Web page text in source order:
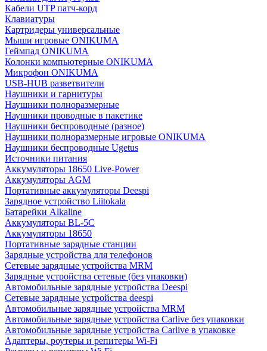
Кабели UTP патч-корд
Клавиатуры
Картридеры универсальные
Мыши игровые ONIKUMA
Геймпад ONIKUMA
Колонки компьютерные ONIKUMA
Микрофон ONIKUMA
USB-HUB разветвители
Наушники и гарнитуры
Наушники полноразмерные
Наушники проводные в пакетике
Наушники беспроводные (разное)
Наушники полноразмерные игровые ONIKUMA
Наушники беспроводные Ugetus
Источники питания
Аккумуляторы 18650 Live-Power
Аккумуляторы АGM
Портативные аккумуляторы Deespi
Зарядное устройство Liitokala
Батарейки Alkaline
Аккумуляторы BL-5C
Аккумуляторы 18650
Портативные зарядные станции
Зарядные устройства для телефонов
Сетевые зарядные устройства MRM
Зарядные устройства сетевые (без упаковки)
Автомобильные зарядные устройства Deespi
Сетевые зарядные устройства deespi
Автомобильные зарядные устройства MRM
Автомобильные зарядные устройства Carlive без упаковки
Автомобильные зарядные устройства Carlive в упаковке
Адаптеры, роутеры и репитеры Wi-Fi